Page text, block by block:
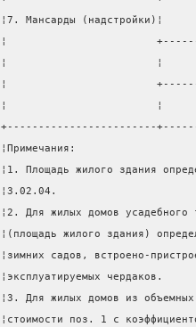
¦7. Мансарды
¦
¦                        ¦
¦
¦                        ¦
+------------------------
¦Примечания:
¦1. Площадь жилого здания
¦3.02.04.
¦2. Для жилых домов
¦(площадь жилого здания)
¦зимних садов, встроено-
¦эксплуатируемых
¦3. Для жилых домов из
¦стоимости поз. 1 с